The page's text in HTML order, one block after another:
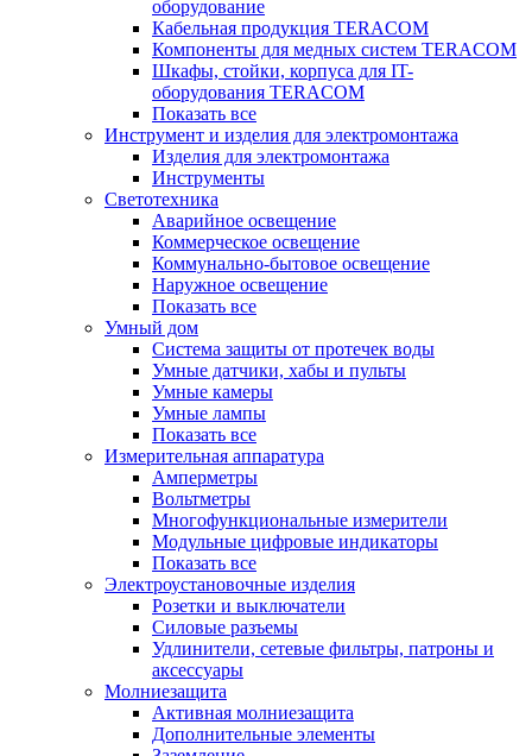
оборудование
Кабельная продукция TERACOM
Компоненты для медных систем TERACOM
Шкафы, стойки, корпуса для IT-
оборудования TERACOM
Показать все
Инструмент и изделия для электромонтажа
Изделия для электромонтажа
Инструменты
Светотехника
Аварийное освещение
Коммерческое освещение
Коммунально-бытовое освещение
Наружное освещение
Показать все
Умный дом
Система защиты от протечек воды
Умные датчики, хабы и пульты
Умные камеры
Умные лампы
Показать все
Измерительная аппаратура
Амперметры
Вольтметры
Многофункциональные измерители
Модульные цифровые индикаторы
Показать все
Электроустановочные изделия
Розетки и выключатели
Силовые разъемы
Удлинители, сетевые фильтры, патроны и
аксессуары
Молниезащита
Активная молниезащита
Дополнительные элементы